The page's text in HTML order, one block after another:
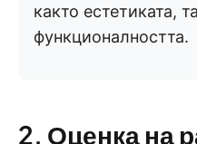
както естетиката,
функционалността.
2. Оценка на